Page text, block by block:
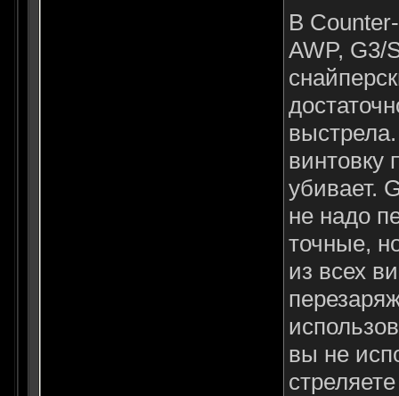
В
AWP, G3/
винтовку
убивает.
не надо
точные,
из всех
вы не